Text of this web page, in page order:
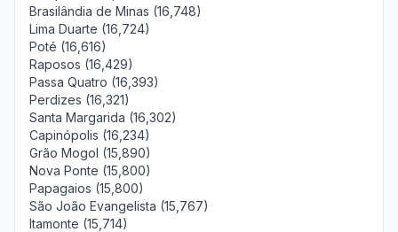
Brasilândia de Minas (16,748)
Lima Duarte (16,724)
Poté (16,616)
Raposos (16,429)
Passa Quatro (16,393)
Perdizes (16,321)
Santa Margarida (16,302)
Capinópolis (16,234)
Grão Mogol (15,890)
Nova Ponte (15,800)
Papagaios (15,800)
São João Evangelista (15,767)
Itamonte (15,714)